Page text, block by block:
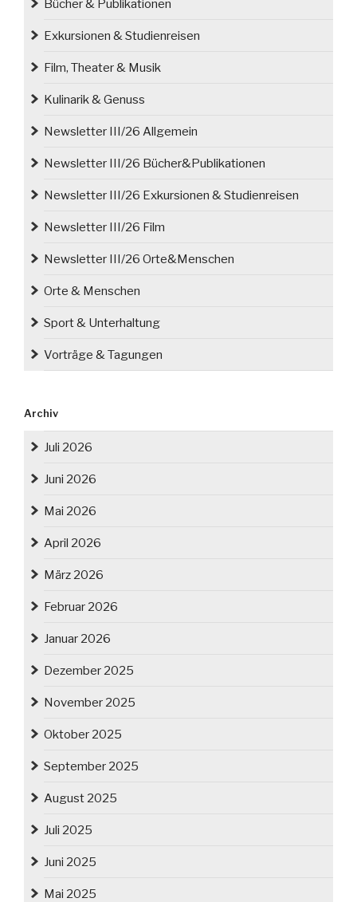
Bücher & Publikationen
Exkursionen & Studienreisen
Film, Theater & Musik
Kulinarik & Genuss
Newsletter III/26 Allgemein
Newsletter III/26 Bücher&Publikationen
Newsletter III/26 Exkursionen & Studienreisen
Newsletter III/26 Film
Newsletter III/26 Orte&Menschen
Orte & Menschen
Sport & Unterhaltung
Vorträge & Tagungen
Archiv
Juli 2026
Juni 2026
Mai 2026
April 2026
März 2026
Februar 2026
Januar 2026
Dezember 2025
November 2025
Oktober 2025
September 2025
August 2025
Juli 2025
Juni 2025
Mai 2025